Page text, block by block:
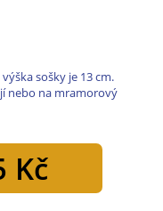
sošky je 13 cm.
nebo na mramorový
Kč